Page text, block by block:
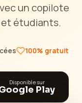
un copilote
et étudiants.
100% gratuit
Disponible sur
Play